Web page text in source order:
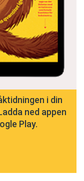
i din
ned appen
Play.